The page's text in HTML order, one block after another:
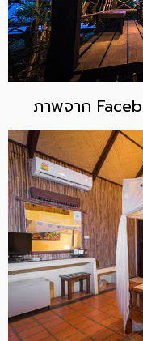
ภาพจาก